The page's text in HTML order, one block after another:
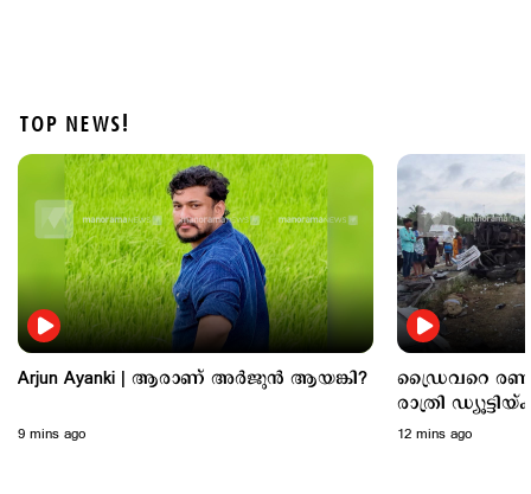
Politics
വിദ്യാഭ്യാസ വകുപ്പിന്‍റെ 'ഫ്രീഡം' ക്വിസില്‍
സവര്‍ക്കറെ പുകഴ്ത്തി ചോദ്യം; വിവാദം
2 hours ago
TOP NEWS!
Arjun Ayanki | ആരാണ് അര്‍ജുന്‍ ആയങ്കി?
9 mins ago
ഡ്രൈവറെ
രാത്രി
ചട്ടലംഘനം
12 mins ago